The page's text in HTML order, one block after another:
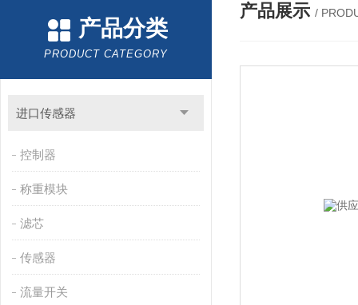
产品分类
PRODUCT CATEGORY
进口传感器
控制器
称重模块
滤芯
传感器
流量开关
产品展示 /